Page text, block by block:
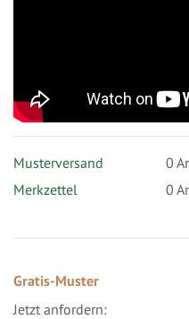
Musterversand 0
Merkzettel
0
Gratis-Muster
Jetzt anfordern: